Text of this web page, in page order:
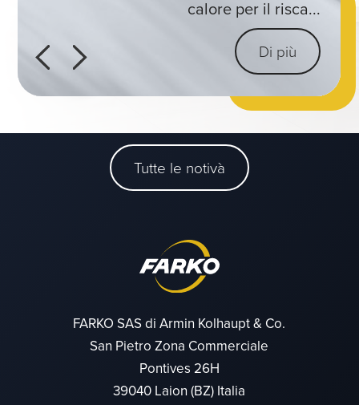
Di più
calore per il risca...
Di più
Di più
una gamma completa di pomp...
Di più
temperatura con iniezione di...
Di più
Di più
Tutte le notivà
FARKO SAS di Armin Kolhaupt & Co.
San Pietro Zona Commerciale
Pontives 26H
39040 Laion (BZ) Italia